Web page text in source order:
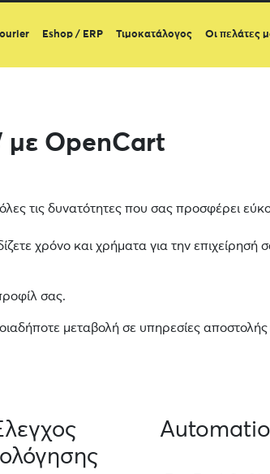
Eshop / ERP Τιμοκατάλογος Οι πελάτες
με OpenCart
τις δυνατότητες που σας προσφέρει
χρόνο και χρήματα για την επιχείρησή
σας.
μεταβολή σε υπηρεσίες αποστολής